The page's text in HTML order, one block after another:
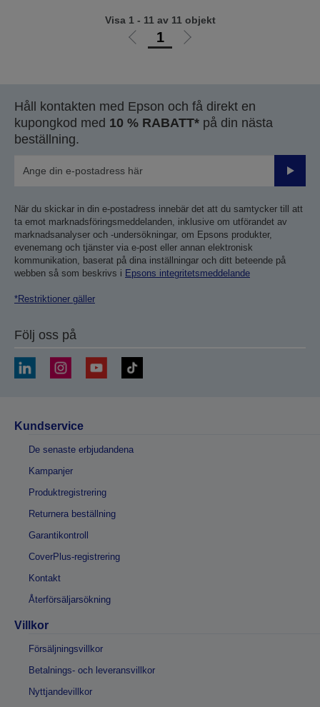
Gå
1
Gå
Visa 1 - 11 av 11 objekt
Håll kontakten med Epson och få direkt en
kupongkod med 10 % RABATT* på din nästa
beställning.
Skicka
När du skickar in din e-postadress innebär det att du samtycker till att
ta emot marknadsföringsmeddelanden, inklusive om utförandet av
marknadsanalyser och -undersökningar, om Epsons produkter,
evenemang och tjänster via e-post eller annan elektronisk
kommunikation, baserat på dina inställningar och ditt beteende på
webben så som beskrivs i Epsons integritetsmeddelande
*Restriktioner gäller
Följ oss på
Kundservice
De senaste erbjudandena
Kampanjer
Produktregistrering
Returnera beställning
Garantikontroll
CoverPlus-registrering
Kontakt
Återförsäljarsökning
Villkor
Försäljningsvillkor
Betalnings- och leveransvillkor
Nyttjandevillkor